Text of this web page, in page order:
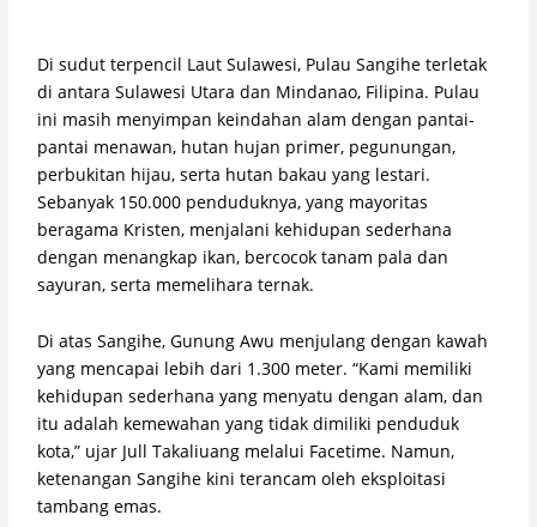
Di sudut terpencil Laut Sulawesi, Pulau Sangihe terletak
di antara Sulawesi Utara dan Mindanao, Filipina. Pulau
ini masih menyimpan keindahan alam dengan pantai-
pantai menawan, hutan hujan primer, pegunungan,
perbukitan hijau, serta hutan bakau yang lestari.
Sebanyak 150.000 penduduknya, yang mayoritas
beragama Kristen, menjalani kehidupan sederhana
dengan menangkap ikan, bercocok tanam pala dan
sayuran, serta memelihara ternak.
Di atas Sangihe, Gunung Awu menjulang dengan kawah
yang mencapai lebih dari 1.300 meter. “Kami memiliki
kehidupan sederhana yang menyatu dengan alam, dan
itu adalah kemewahan yang tidak dimiliki penduduk
kota,” ujar Jull Takaliuang melalui Facetime. Namun,
ketenangan Sangihe kini terancam oleh eksploitasi
tambang emas.